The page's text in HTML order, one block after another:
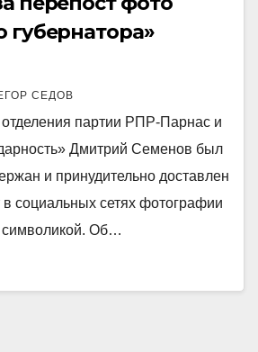
губернатора»
СЕДОВ
партии РПР-Парнас и
Дмитрий Семенов был
и принудительно доставлен
в социальных сетях фотографии
символикой. Об…